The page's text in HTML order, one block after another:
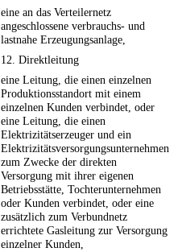
eine an das Verteilernetz
angeschlossene verbrauchs- und
lastnahe Erzeugungsanlage,
12. Direktleitung
eine Leitung, die einen einzelnen
Produktionsstandort mit einem
einzelnen Kunden verbindet, oder
eine Leitung, die einen
Elektrizitätserzeuger und ein
Elektrizitätsversorgungsunternehmen
zum Zwecke der direkten
Versorgung mit ihrer eigenen
Betriebsstätte, Tochterunternehmen
oder Kunden verbindet, oder eine
zusätzlich zum Verbundnetz
errichtete Gasleitung zur Versorgung
einzelner Kunden,